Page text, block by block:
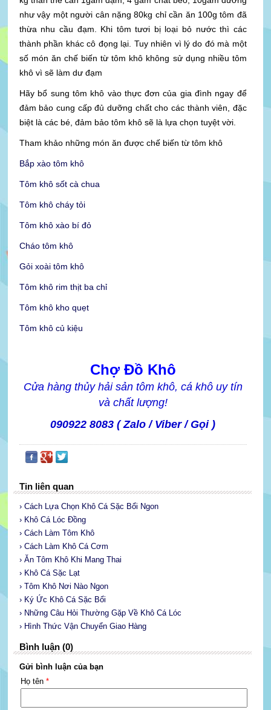
như vậy một người cân nặng 80kg chỉ cần ăn 100g tôm đã
thừa nhu cầu đạm. Khi tôm tươi bị loại bỏ nước thì các
thành phần khác cô đọng lại. Tuy nhiên vì lý do đó mà một
số món ăn chế biến từ tôm khô không sử dụng nhiều tôm
khô vì sẽ làm dư đạm
Hãy bổ sung tôm khô vào thực đơn của gia đình ngay để
đảm bảo cung cấp đủ dưỡng chất cho các thành viên, đặc
biệt là các bé, đảm bảo tôm khô sẽ là lựa chọn tuyệt vời.
Tham khảo những món ăn được chế biến từ tôm khô
Bắp xào tôm khô
Tôm khô sốt cà chua
Tôm khô cháy tỏi
Tôm khô xào bí đỏ
Cháo tôm khô
Gỏi xoài tôm khô
Tôm khô rim thịt ba chỉ
Tôm khô kho quẹt
Tôm khô củ kiệu
Chợ Đồ Khô
Cửa hàng thủy hải sản tôm khô, cá khô uy tín
và chất lượng!
090922 8083 ( Zalo / Viber / Gọi )
Tin liên quan
› Cách Lựa Chọn Khô Cá Sặc Bổi Ngon
› Khô Cá Lóc Đồng
› Cách Làm Tôm Khô
› Cách Làm Khô Cá Cơm
› Ăn Tôm Khô Khi Mang Thai
› Khô Cá Sặc Lạt
› Tôm Khô Nơi Nào Ngon
› Ký Ức Khô Cá Sặc Bổi
› Những Câu Hỏi Thường Gặp Về Khô Cá Lóc
› Hình Thức Vận Chuyển Giao Hàng
Bình luận (0)
Gửi bình luận của bạn
Họ tên *